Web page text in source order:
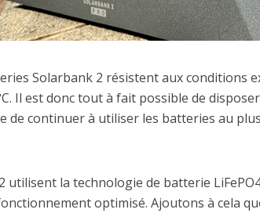
Solarbank 2 résistent aux conditions
Il est donc tout à fait possible de
continuer à utiliser les batteries au
utilisent la technologie de batterie
optimisé. Ajoutons à cela